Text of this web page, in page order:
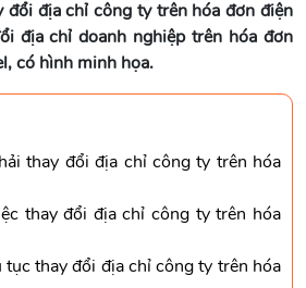
đổi địa chỉ công ty trên hóa đơn điện
địa chỉ doanh nghiệp trên hóa đơn
có hình minh họa.
thay đổi địa chỉ công ty trên hóa
thay đổi địa chỉ công ty trên hóa
tục thay đổi địa chỉ công ty trên hóa